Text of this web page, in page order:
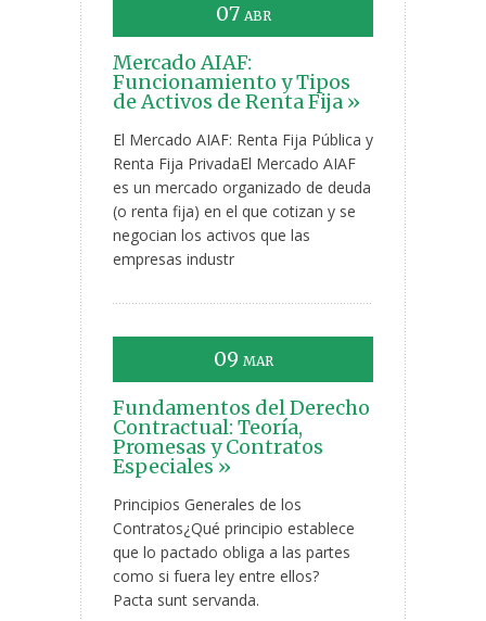
07 ABR
Mercado AIAF:
Funcionamiento y Tipos
de Activos de Renta Fija »
El Mercado AIAF: Renta Fija Pública y
Renta Fija PrivadaEl Mercado AIAF
es un mercado organizado de deuda
(o renta fija) en el que cotizan y se
negocian los activos que las
empresas industr
09 MAR
Fundamentos del Derecho
Contractual: Teoría,
Promesas y Contratos
Especiales »
Principios Generales de los
Contratos¿Qué principio establece
que lo pactado obliga a las partes
como si fuera ley entre ellos?
Pacta sunt servanda.